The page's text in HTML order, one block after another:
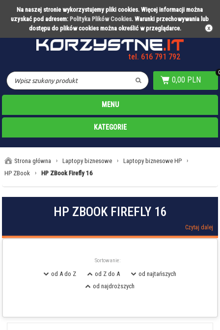
Na naszej stronie wykorzystujemy pliki cookies. Więcej informacji można
uzyskać pod adresem: Polityka Plików Cookies. Warunki przechowywania lub
dostępu do plików cookies można określić w przeglądarce.
Partner technologiczny Warty Poznań
tel. 616 791 792
0,00 PLN
0
MENU
KATEGORIE
Strona główna › Laptopy biznesowe › Laptopy biznesowe HP ›
HP ZBook › HP ZBook Firefly 16
HP ZBOOK FIREFLY 16
Czytaj dalej
Sortowanie:
od A do Z od Z do A
od najtańszych
od najdroższych